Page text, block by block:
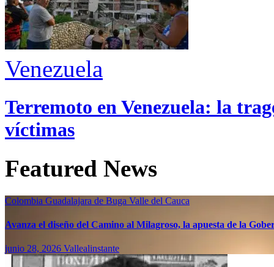
Venezuela
Terremoto en Venezuela: la
víctimas
Featured News
Colombia Guadalajara de Buga Valle del Cauca
Avanza el diseño del Camino al Milagroso, la apuesta de la
junio 28, 2026 Vallealinstante